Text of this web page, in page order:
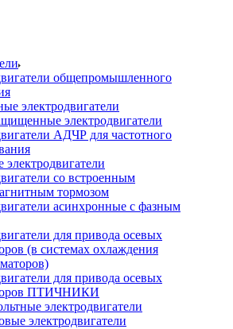
общепромышленного
электродвигатели
электродвигатели
АДЧР для частотного
со встроенным
тормозом
асинхронные с фазным
для привода осевых
(в системах охлаждения
для привода осевых
ПТИЧНИКИ
электродвигатели
электродвигатели